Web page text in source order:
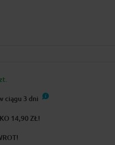
ciągu 3 dni
14,90 ZŁ!